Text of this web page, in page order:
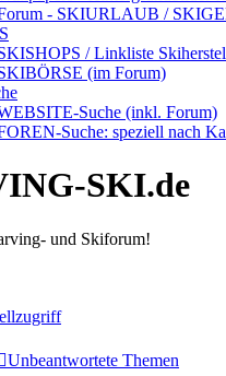
- SKIURLAUB /
/ Linkliste
(im Forum)
-Suche (inkl. Forum)
-Suche: speziell nach
SKI.de
und Skiforum!
Unbeantwortete Themen